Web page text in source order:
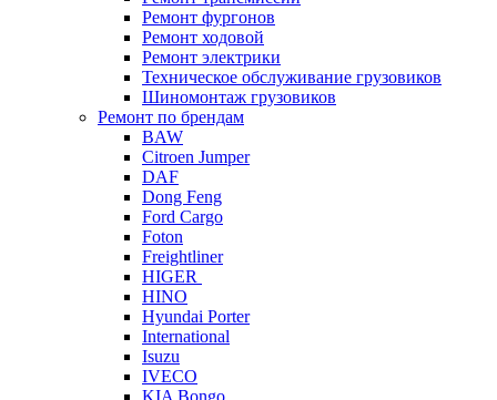
Ремонт фургонов
Ремонт ходовой
Ремонт электрики
Техническое обслуживание грузовиков
Шиномонтаж грузовиков
Ремонт по брендам
BAW
Citroen Jumper
DAF
Dong Feng
Ford Cargo
Foton
Freightliner
HIGER
HINO
Hyundai Porter
International
Isuzu
IVECO
KIA Bongo